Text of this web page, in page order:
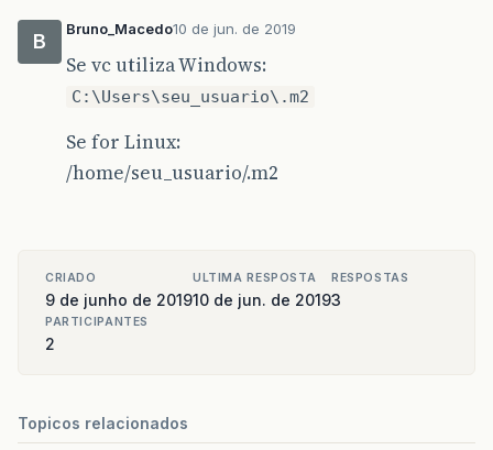
B
Bruno_Macedo10 de jun. de 2019
Se vc utiliza Windows:
C:\Users\seu_usuario\.m2
Se for Linux:
/home/seu_usuario/.m2
CRIADO
9 de junho de 2019
ULTIMA RESPOSTA
10 de jun. de 2019
RESPOSTAS
3
PARTICIPANTES
2
Topicos relacionados